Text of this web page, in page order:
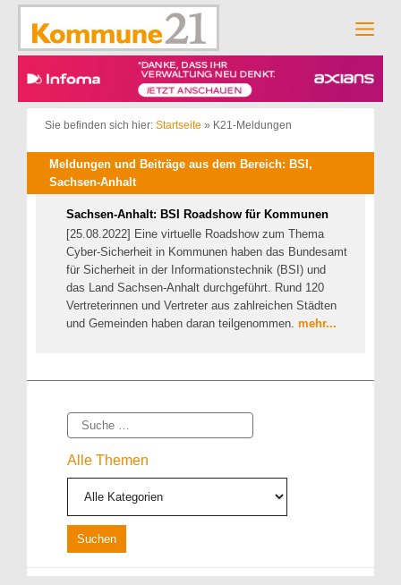
Zum
springen
Sie befinden sich hier: Startseite » K21-Meldungen
Meldungen und Beiträge aus dem Bereich: BSI,
Sachsen-Anhalt
Sachsen-Anhalt: BSI Roadshow für Kommunen
[25.08.2022] Eine virtuelle Roadshow zum Thema
Cyber-Sicherheit in Kommunen haben das Bundesamt
für Sicherheit in der Informationstechnik (BSI) und
das Land Sachsen-Anhalt durchgeführt. Rund 120
Vertreterinnen und Vertreter aus zahlreichen Städten
und Gemeinden haben daran teilgenommen. mehr...
Suche
Alle Themen